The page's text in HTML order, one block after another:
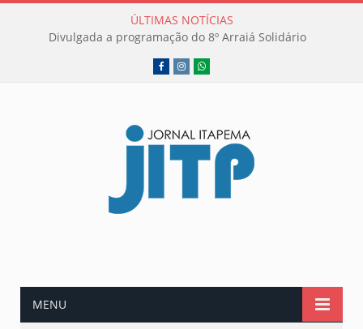
ÚLTIMAS NOTÍCIAS
Divulgada a programação do 8º Arraiá Solidário
FacebookInstagramWhatsApp
MENU